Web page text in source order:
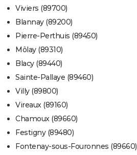
Viviers (89700)
Blannay (89200)
Pierre-Perthuis (89450)
Môlay (89310)
Blacy (89440)
Sainte-Pallaye (89460)
Villy (89800)
Vireaux (89160)
Chamoux (89660)
Festigny (89480)
Fontenay-sous-Fouronnes (89660)